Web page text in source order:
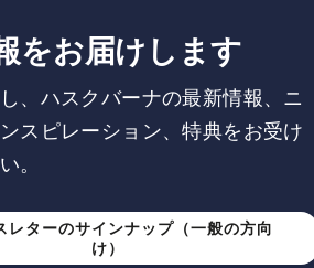
をお届けします
、ハスクバーナの最新情報、ニ
スピレーション、特典をお受け
。
レターのサインナップ（一般の方向
け）